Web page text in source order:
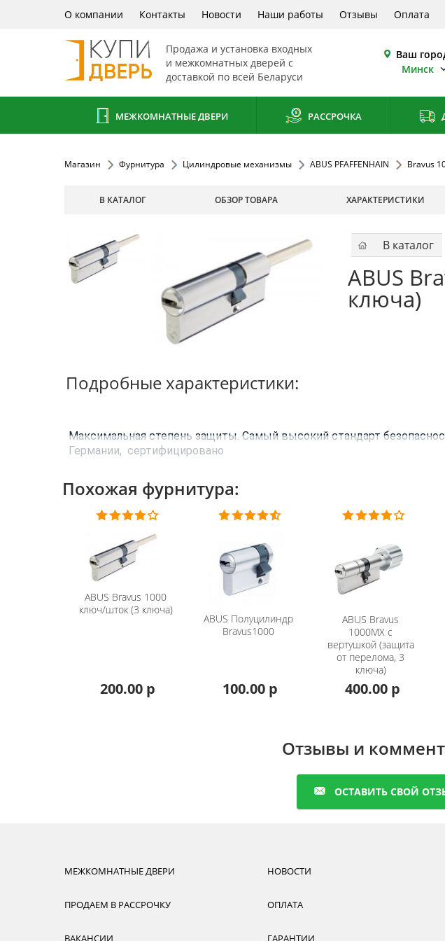
О компании Контакты Новости Наши работы Отзывы Оплата
Продажа и установка входных
и межкомнатных дверей с
доставкой по всей Беларуси
Ваш
Минск
МЕЖКОМНАТНЫЕ ДВЕРИ РАССРОЧКА
Магазин Фурнитура Цилиндровые механизмы ABUS PFAFFENHAIN Bravus
В КАТАЛОГ ОБЗОР ТОВАРА ХАРАКТЕРИСТИКИ
В каталог
ABUS
ключа)
Подробные характеристики:
Максимальная степень защиты. Самый высокий стандарт
Германии, сертифицировано
Похожая фурнитура:
ABUS Bravus 1000
ключ/шток (3 ключа)
200.00 р
ABUS Полуцилиндр
Bravus1000
100.00 р
ABUS Bravus
1000MX с
вертушкой (защита
от перелома, 3
ключа)
400.00 р
Отзывы и
ОСТАВИТЬ СВОЙ
МЕЖКОМНАТНЫЕ ДВЕРИ
ПРОДАЕМ В РАССРОЧКУ
ВАКАНСИИ
НОВОСТИ
ОПЛАТА
ГАРАНТИИ